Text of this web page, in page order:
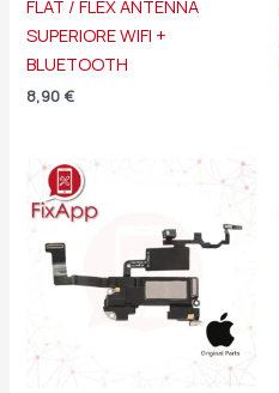
FLAT / FLEX ANTENNA
SUPERIORE WIFI +
BLUETOOTH
8,90 €